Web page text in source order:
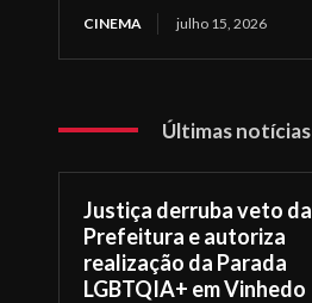
CINEMA julho 15, 2026
Últimas notícias
Justiça derruba veto da
Prefeitura e autoriza
realização da Parada
LGBTQIA+ em Vinhedo